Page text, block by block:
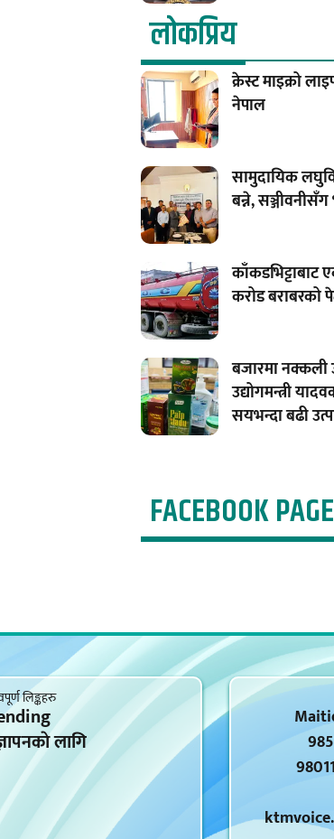
लाेकप्रिय
क्रेस्ट माइक्रो
नेपाल
सामुदायिक
बन्ने,
काँकडभिट्टाबाट
करोड बराबरको
बजारमा नक्कली
उद्योगमन्त्री
सयभन्दा बढी
FACEBOOK PAGE
लिङ्कहरु
लागि